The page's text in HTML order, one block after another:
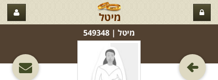
מיטל
מיטל‏ | 549348